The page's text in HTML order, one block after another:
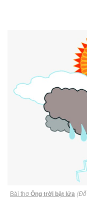
Bài thơÔng trời bật lửa